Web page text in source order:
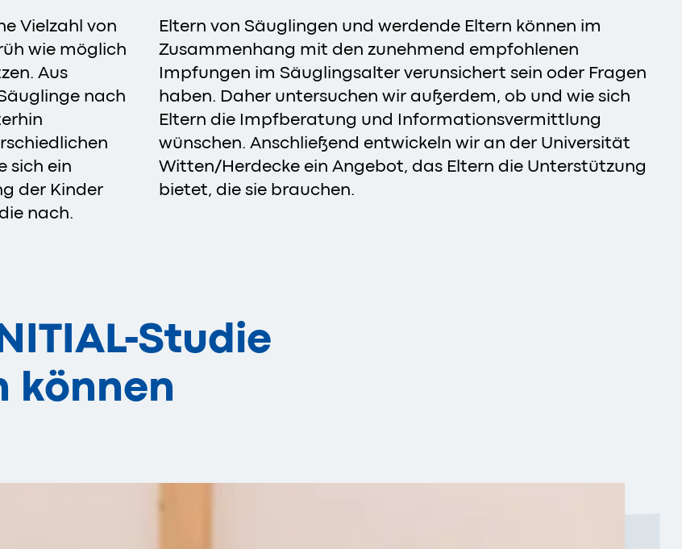
Vielzahl von
wie möglich
Aus
nach
sich ein
der Kinder
nach.
Eltern von Säuglingen und werdende Eltern können im
Zusammenhang mit den zunehmend empfohlenen
Impfungen im Säuglingsalter verunsichert sein oder Fragen
haben. Daher untersuchen wir außerdem, ob und wie sich
Eltern die Impfberatung und Informationsvermittlung
wünschen. Anschließend entwickeln wir an der Universität
Witten/Herdecke ein Angebot, das Eltern die Unterstützung
bietet, die sie brauchen.
Studie
können